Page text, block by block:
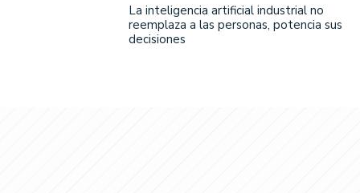
La inteligencia artificial industrial no
reemplaza a las personas, potencia sus
decisiones